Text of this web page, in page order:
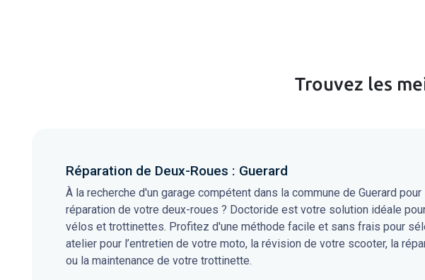
Trouvez les
Réparation de Deux-Roues : Guerard
À la recherche d'un garage compétent dans la commune de Guerard
réparation de votre deux-roues ? Doctoride est votre solution idéale
vélos et trottinettes. Profitez d'une méthode facile et sans frais pour
atelier pour l’entretien de votre moto, la révision de votre scooter, la
ou la maintenance de votre trottinette.